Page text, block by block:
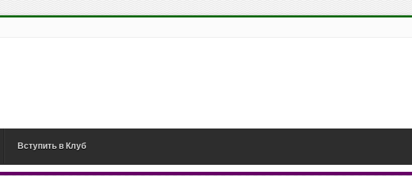
Вступить в Клуб